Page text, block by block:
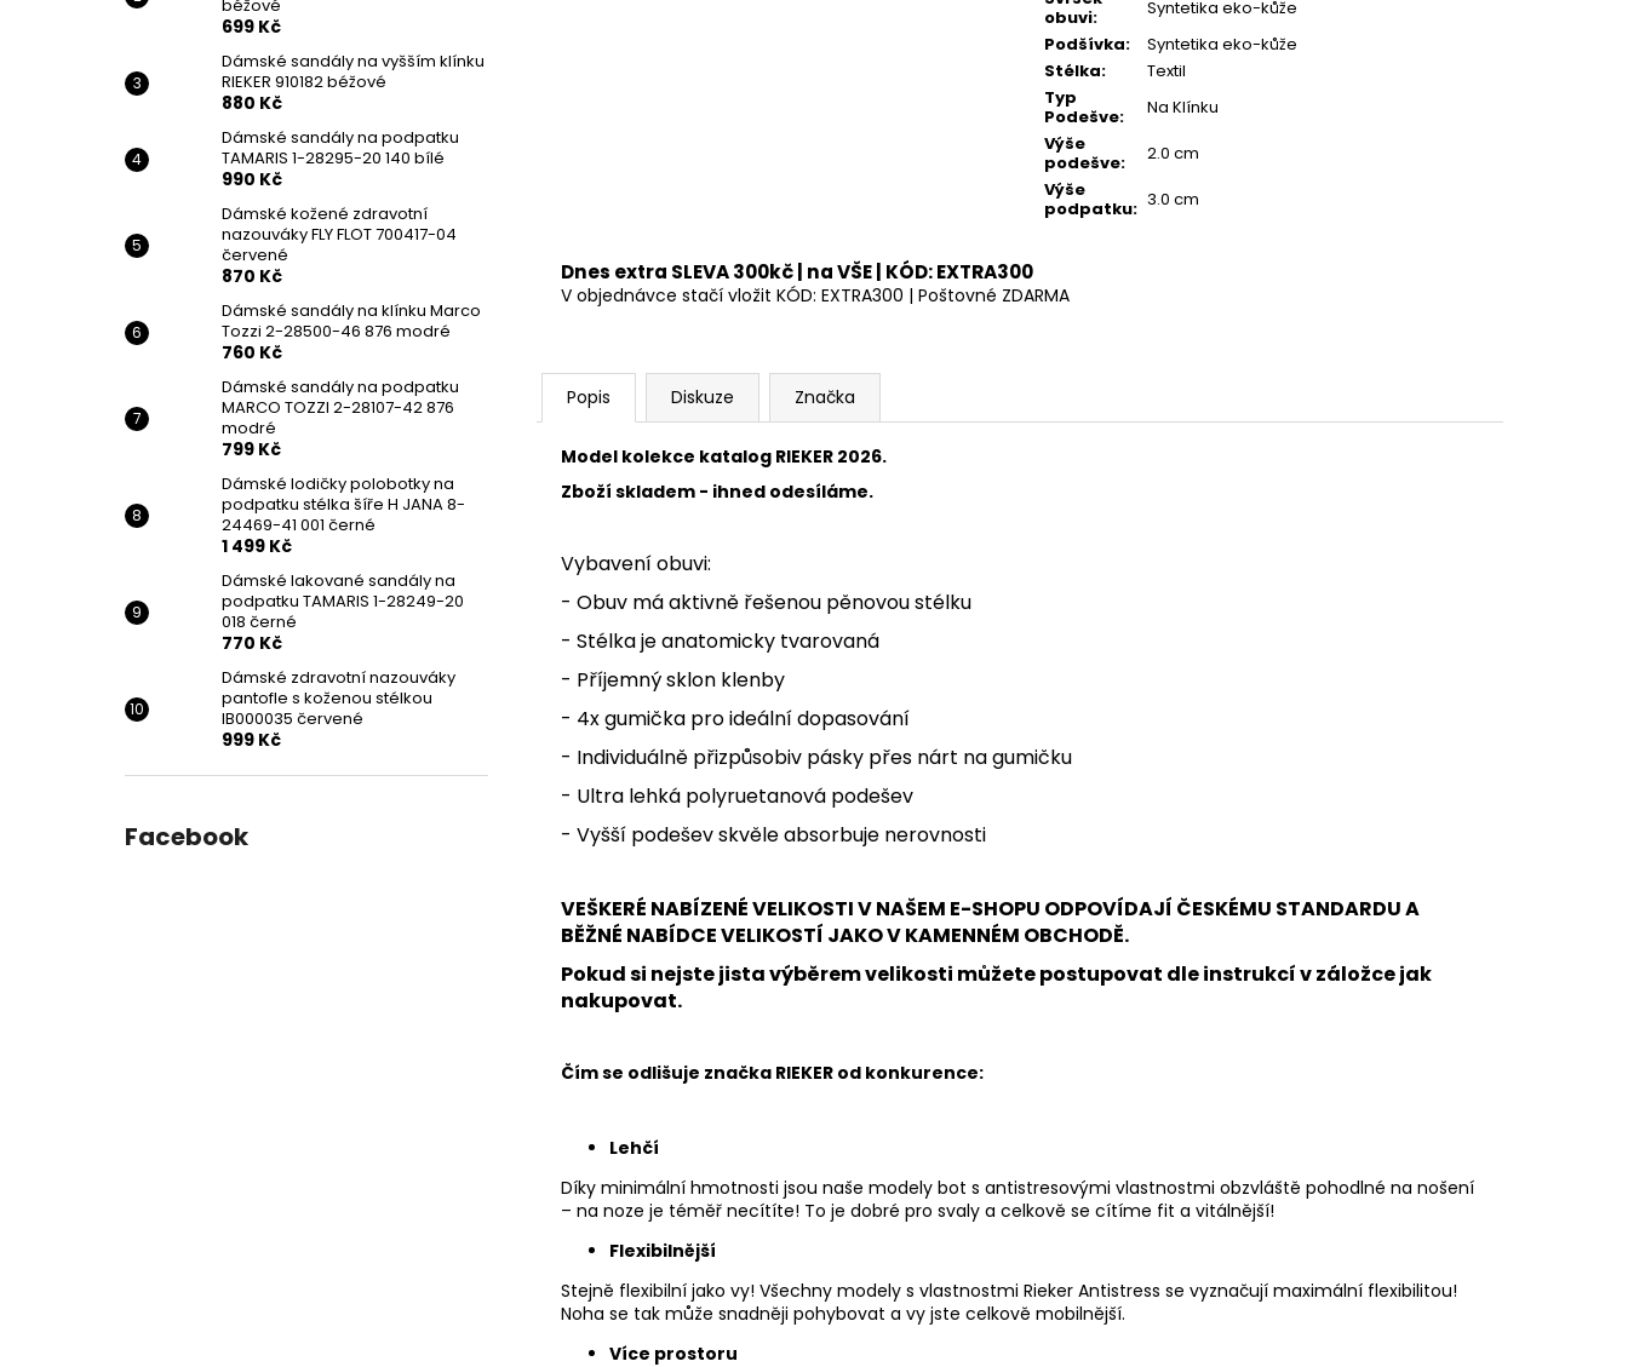
béžové
699 Kč
Dámské sandály na vyšším klínku
RIEKER 910182 béžové
880 Kč
Dámské sandály na podpatku
TAMARIS 1-28295-20 140 bílé
990 Kč
Dámské kožené zdravotní
nazouváky FLY FLOT 700417-04
červené
870 Kč
Dámské sandály na klínku Marco
Tozzi 2-28500-46 876 modré
760 Kč
Dámské sandály na podpatku
MARCO TOZZI 2-28107-42 876
modré
799 Kč
Dámské lodičky polobotky na
podpatku stélka šíře H JANA 8-
24469-41 001 černé
1 499 Kč
Dámské lakované sandály na
podpatku TAMARIS 1-28249-20
018 černé
770 Kč
Dámské zdravotní nazouváky
pantofle s koženou stélkou
IB000035 červené
999 Kč
Facebook
obuvi:
Syntetika eko-kůže
Podšívka:
Syntetika eko-kůže
Stélka:
Textil
Typ
Podešve:
Na Klínku
Výše
podešve:
2.0 cm
Výše
podpatku: 3.0 cm
Dnes extra SLEVA 300kč | na VŠE | KÓD: EXTRA300
V objednávce stačí vložit KÓD: EXTRA300 | Poštovné ZDARMA
Popis Diskuze Značka
Model kolekce katalog RIEKER 2026.
Zboží skladem - ihned odesíláme.
Vybavení obuvi:
- Obuv má aktivně řešenou pěnovou stélku
- Stélka je anatomicky tvarovaná
- Příjemný sklon klenby
- 4x gumička pro ideální dopasování
- Individuálně přizpůsobiv pásky přes nárt na gumičku
- Ultra lehká polyruetanová podešev
- Vyšší podešev skvěle absorbuje nerovnosti
VEŠKERÉ NABÍZENÉ VELIKOSTI V NAŠEM E-SHOPU ODPOVÍDAJÍ ČESKÉMU STANDARDU A
BĚŽNÉ NABÍDCE VELIKOSTÍ JAKO V KAMENNÉM OBCHODĚ.
Pokud si nejste jista výběrem velikosti můžete postupovat dle instrukcí v záložce jak
nakupovat.
Čím se odlišuje značka RIEKER od konkurence:
Lehčí
Díky minimální hmotnosti jsou naše modely bot s antistresovými vlastnostmi obzvláště pohodlné na nošení
– na noze je téměř necítíte! To je dobré pro svaly a celkově se cítíme fit a vitálnější!
Flexibilnější
Stejně flexibilní jako vy! Všechny modely s vlastnostmi Rieker Antistress se vyznačují maximální flexibilitou!
Noha se tak může snadněji pohybovat a vy jste celkově mobilnější.
Více prostoru